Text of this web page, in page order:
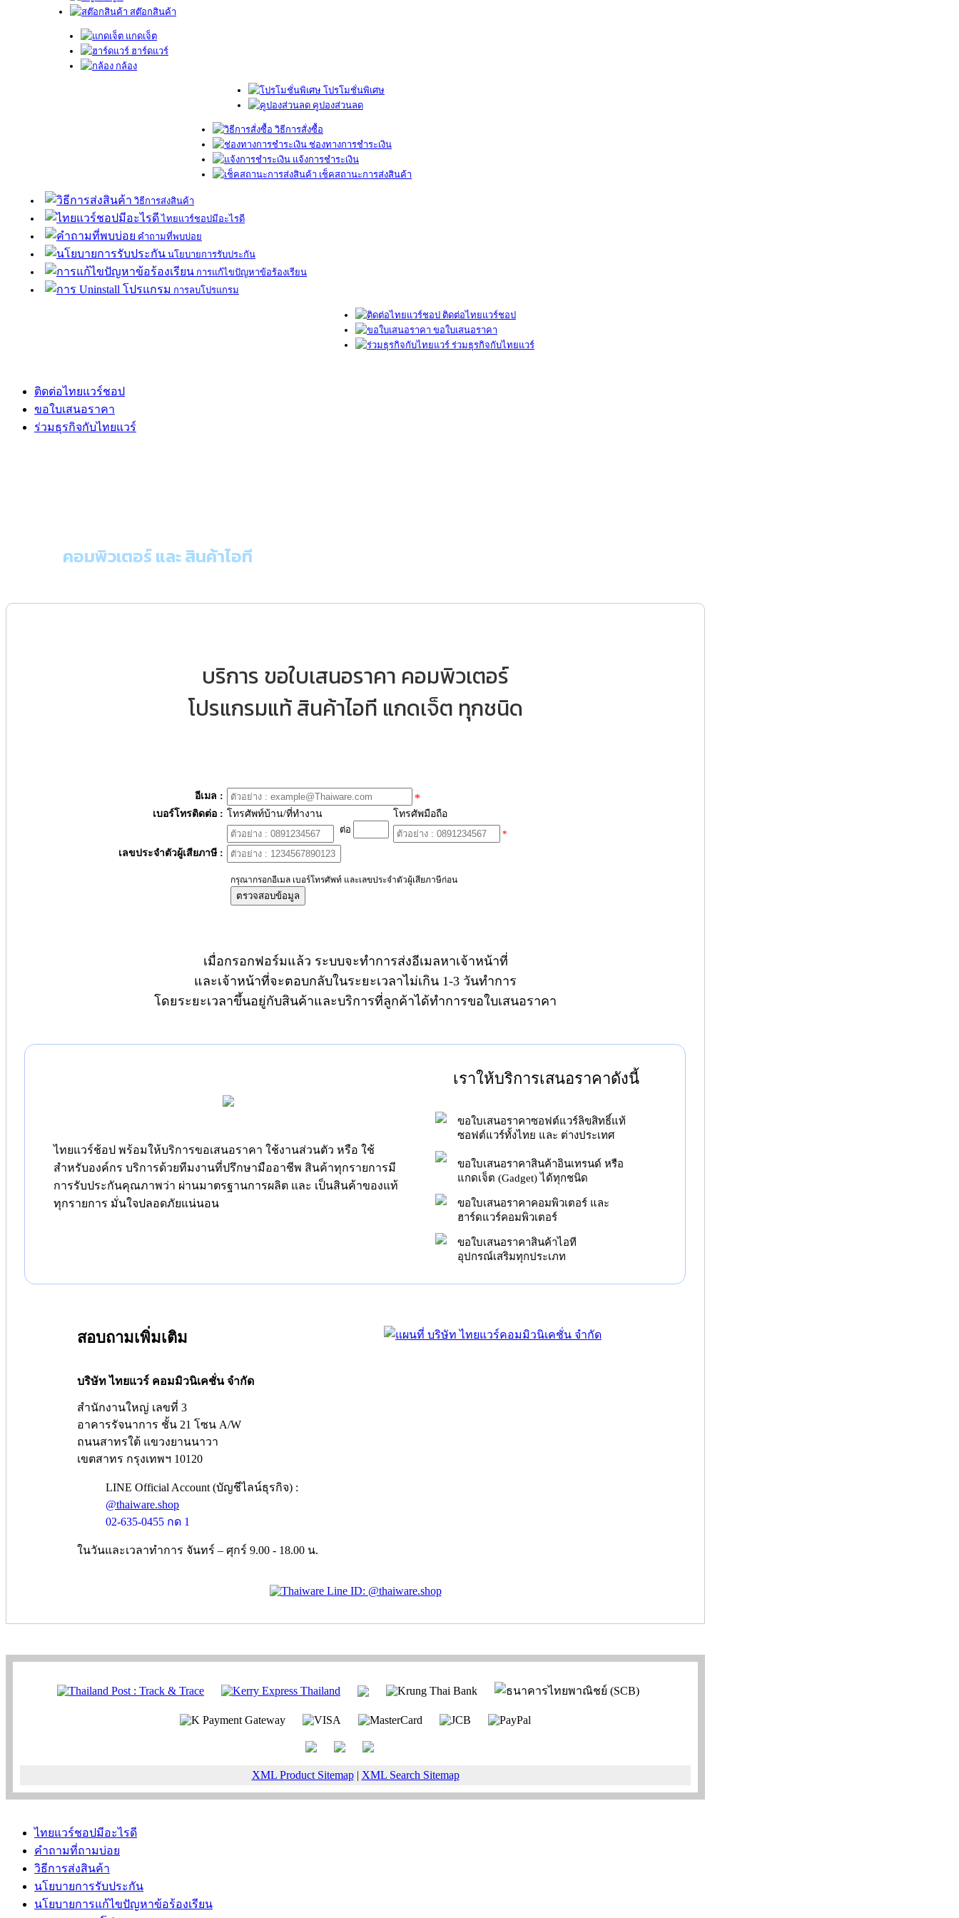
สต๊อกสินค้า
แกดเจ็ต
ฮาร์ดแวร์
กล้อง
โปรโมชั่นพิเศษ
คูปองส่วนลด
วิธีการสั่งซื้อ
ช่องทางการชำระเงิน
แจ้งการชำระเงิน
เช็คสถานะการส่งสินค้า
วิธีการส่งสินค้า
ไทยแวร์ชอปมีอะไรดี
คำถามที่พบบ่อย
นโยบายการรับประกัน
การแก้ไขปัญหาข้อร้องเรียน
การลบโปรแกรม
ติดต่อไทยแวร์ชอป
ขอใบเสนอราคา
ร่วมธุรกิจกับไทยแวร์
ติดต่อไทยแวร์ชอป
ขอใบเสนอราคา
ร่วมธุรกิจกับไทยแวร์
คอมพิวเตอร์ และ สินค้าไอที
บริการ ขอใบเสนอราคา คอมพิวเตอร์
โปรแกรมแท้ สินค้าไอที แกดเจ็ต ทุกชนิด
อีเมล : *
เบอร์โทรติดต่อ : โทรศัพท์บ้าน/ที่ทำงาน
ต่อ
โทรศัพมือถือ
*
เลขประจำตัวผู้เสียภาษี :
กรุณากรอกอีเมล เบอร์โทรศัพท์ และเลขประจำตัวผู้เสียภาษีก่อน
ตรวจสอบข้อมูล
เมื่อกรอกฟอร์มแล้ว ระบบจะทำการส่งอีเมลหาเจ้าหน้าที่
และเจ้าหน้าที่จะตอบกลับในระยะเวลาไม่เกิน 1-3 วันทำการ
โดยระยะเวลาขึ้นอยู่กับสินค้าและบริการที่ลูกค้าได้ทำการขอใบเสนอราคา
ไทยแวร์ช้อป พร้อมให้บริการขอเสนอราคา ใช้งานส่วนตัว หรือ ใช้
สำหรับองค์กร บริการด้วยทีมงานที่ปรึกษามืออาชีพ สินค้าทุกรายการมี
การรับประกันคุณภาพว่า ผ่านมาตรฐานการผลิต และ เป็นสินค้าของแท้
ทุกรายการ มั่นใจปลอดภัยแน่นอน
เราให้บริการเสนอราคาดังนี้
ขอใบเสนอราคาซอฟต์แวร์ลิขสิทธิ์แท้
ซอฟต์แวร์ทั้งไทย และ ต่างประเทศ
ขอใบเสนอราคาสินค้าอินเทรนด์ หรือ
แกดเจ็ต (Gadget) ได้ทุกชนิด
ขอใบเสนอราคาคอมพิวเตอร์ และ
ฮาร์ดแวร์คอมพิวเตอร์
ขอใบเสนอราคาสินค้าไอที
อุปกรณ์เสริมทุกประเภท
สอบถามเพิ่มเติม
บริษัท ไทยแวร์ คอมมิวนิเคชั่น จำกัด
สำนักงานใหญ่ เลขที่ 3
อาคารรัจนาการ ชั้น 21 โซน A/W
ถนนสาทรใต้ แขวงยานนาวา
เขตสาทร กรุงเทพฯ 10120
LINE Official Account (บัญชีไลน์ธุรกิจ) :
@thaiware.shop
02-635-0455 กด 1
ในวันและเวลาทำการ จันทร์ – ศุกร์ 9.00 - 18.00 น.
XML Product Sitemap| XML Search Sitemap
ไทยแวร์ชอปมีอะไรดี
คำถามที่ถามบ่อย
วิธีการส่งสินค้า
นโยบายการรับประกัน
นโยบายการแก้ไขปัญหาข้อร้องเรียน